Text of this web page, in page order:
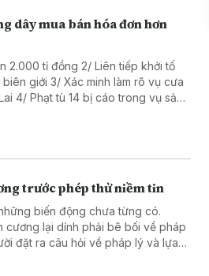
dây mua bán hóa đơn hơn
2.000 tỉ đồng 2/ Liên tiếp khởi tố
làm rõ vụ cưa
sản
trước phép thử niềm tin
biến động chưa từng có.
cương lại dính phải bê bối về pháp